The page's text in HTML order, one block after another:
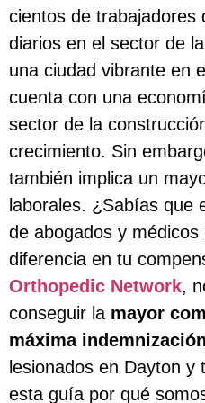
cientos de trabajadores
diarios en el sector de
una ciudad vibrante en
cuenta con una
sector de la
crecimiento. Sin
también implica un
laborales. ¿Sabías que
de abogados y
diferencia en tu
Orthopedic Network,
conseguir la mayor
máxima indemnización
lesionados en Dayton y
esta guía por qué